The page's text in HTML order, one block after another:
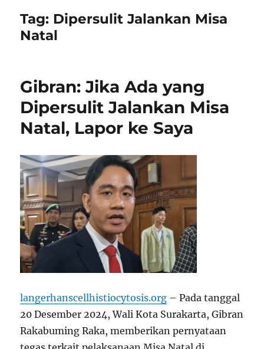
Tag: Dipersulit Jalankan Misa
Natal
Gibran: Jika Ada yang
Dipersulit Jalankan Misa
Natal, Lapor ke Saya
langerhanscellhistiocytosis.org – Pada tanggal
20 Desember 2024, Wali Kota Surakarta, Gibran
Rakabuming Raka, memberikan pernyataan